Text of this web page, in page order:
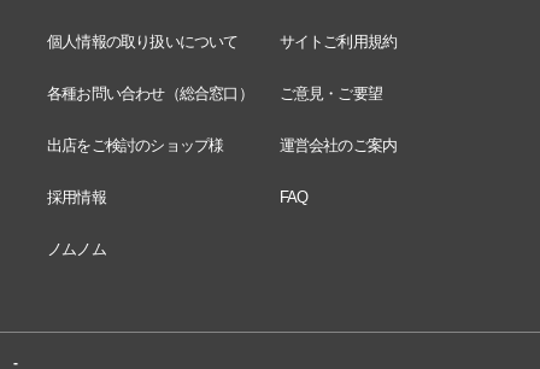
個人情報の取り扱いについて サイトご利用規約
各種お問い合わせ（総合窓口） ご意見・ご要望
出店をご検討のショップ様 運営会社のご案内
採用情報 FAQ
ノムノム
-